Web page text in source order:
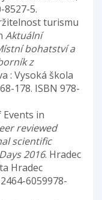
8527-5.
turismu
Aktuální
bohatství a
z
: Vysoká škola
178. ISBN 978-
Events in
reviewed
scientific
2016. Hradec
Hradec
6059978-